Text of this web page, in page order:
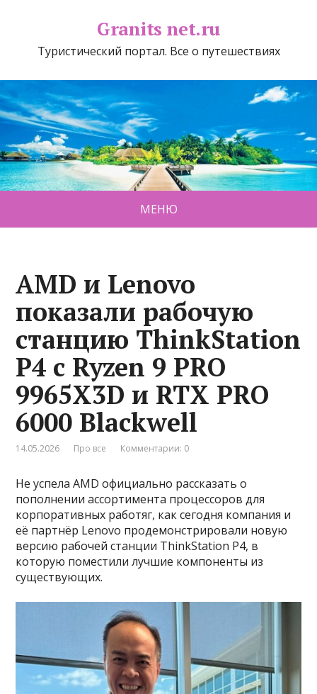
Granits net.ru
Туристический портал. Все о путешествиях
МЕНЮ
AMD и Lenovo
показали рабочую
станцию ThinkStation
P4 с Ryzen 9 PRO
9965X3D и RTX PRO
6000 Blackwell
14.05.2026 Про все Комментарии: 0
Не успела AMD официально рассказать о
пополнении ассортимента процессоров для
корпоративных работяг, как сегодня компания и
её партнёр Lenovo продемонстрировали новую
версию рабочей станции ThinkStation P4, в
которую поместили лучшие компоненты из
существующих.